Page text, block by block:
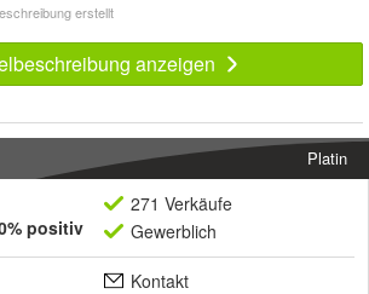
erstellt
anzeigen
Platin
positiv
271 Verkäufe
Gewerblich
Kontakt